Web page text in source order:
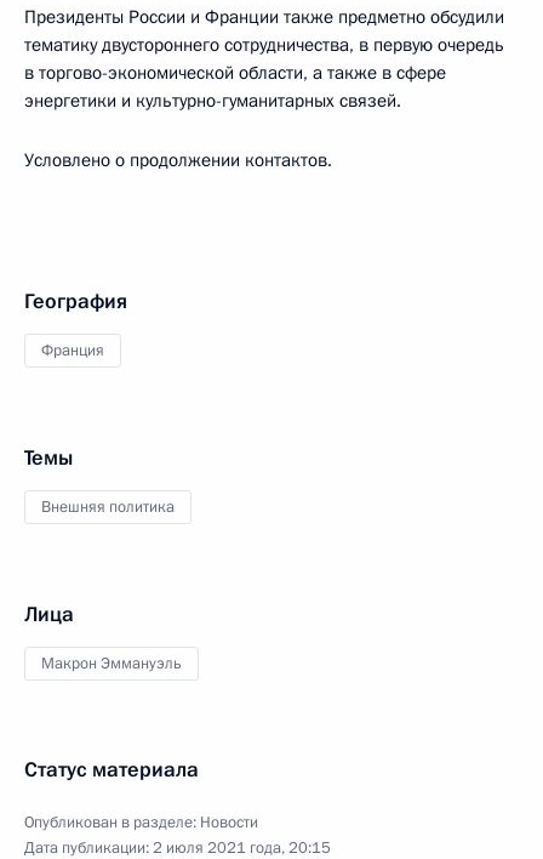
Президенты России и Франции также предметно обсудили
тематику двустороннего сотрудничества, в первую очередь
в торгово-экономической области, а также в сфере
энергетики и культурно-гуманитарных связей.
Условлено о продолжении контактов.
География
Франция
Темы
Внешняя политика
Лица
Макрон Эммануэль
Статус материала
Опубликован в разделе: Новости
Дата публикации:2 июля 2021 года, 20:15